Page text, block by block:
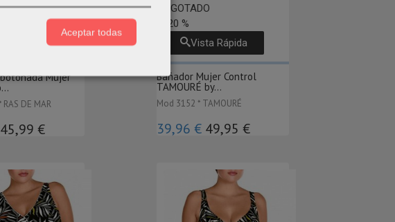
Mujer
DE MAR
45,99 €
AGOTADO
-20 %
Vista Rápida
Bañador Mujer Control
TAMOURÉ by...
Mod 3152 * TAMOURÉ
39,96 € 49,95 €
Aceptar todas